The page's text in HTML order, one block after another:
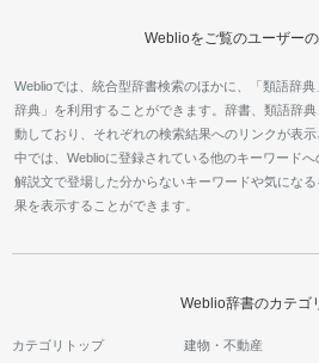
Weblioをご覧のユーザー
Weblioでは、統合型辞書検索のほかに、「類語辞
辞典」を利用することができます。辞書、類語辞
動しており、それぞれの検索結果へのリンクが表
中では、Weblioに登録されている他のキーワードへ
解説文で登場した分からないキーワードや気にな
果を表示することができます。
Weblio辞書のカテゴ
カテゴリトップ 建物・不動産